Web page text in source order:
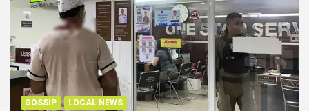
GOSSIP LOCAL NEWS